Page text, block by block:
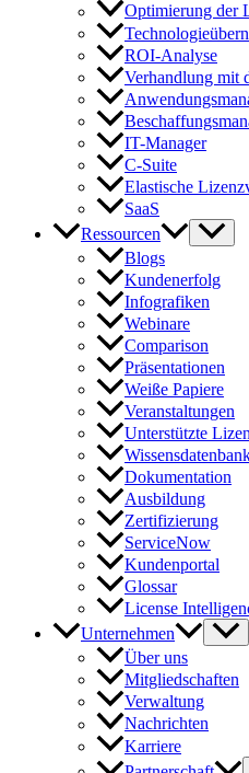
Optimierung der
ROI-Analyse
Verhandlung mit
IT-Manager
C-Suite
Elastische
SaaS
Ressourcen
Blogs
Kundenerfolg
Infografiken
Webinare
Comparison
Präsentationen
Weiße Papiere
Veranstaltungen
Unterstützte
Dokumentation
Ausbildung
Zertifizierung
ServiceNow
Kundenportal
Glossar
License
Unternehmen
Über uns
Mitgliedschaften
Verwaltung
Nachrichten
Karriere